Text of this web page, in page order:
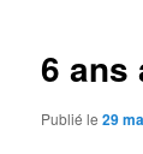
6 ans
Publié le29